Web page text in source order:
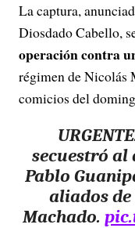
La captura,
Diosdado Cabello,
operación contra
régimen de Nicolás
comicios del
secuestró
Pablo
aliados
Machado.